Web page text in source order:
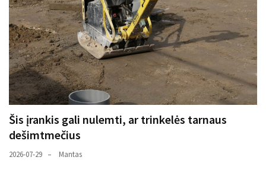
Šis įrankis gali nulemti, ar trinkelės tarnaus
dešimtmečius
2026-07-29 Mantas